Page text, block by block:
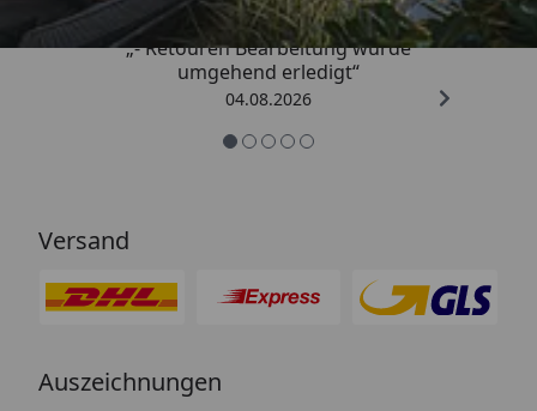
„- Retouren Bearbeitung wurde
umgehend erledigt“
04.08.2026
Versand
Auszeichnungen